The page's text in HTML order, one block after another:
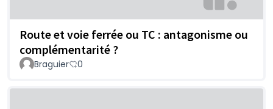
Route et voie ferrée ou TC : antagonisme ou
complémentarité ?
Braguier 0